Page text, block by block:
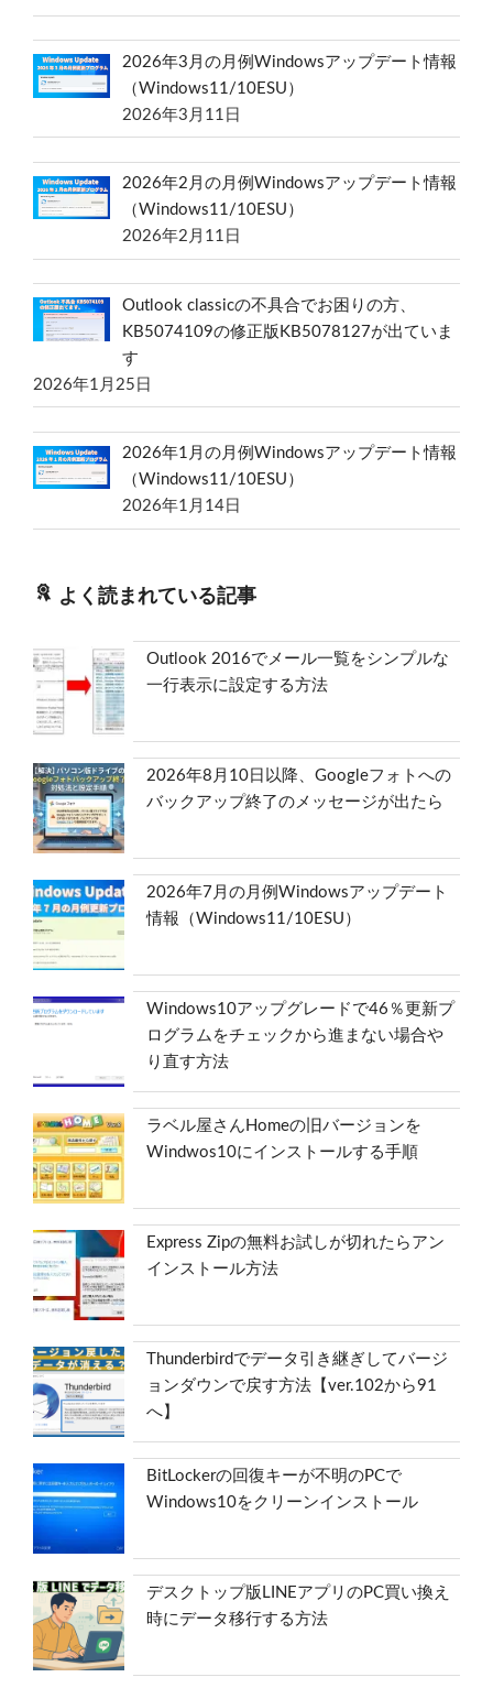
2026年3月の月例Windowsアップデート情報
（Windows11/10ESU）
2026年3月11日
2026年2月の月例Windowsアップデート情報
（Windows11/10ESU）
2026年2月11日
Outlook classicの不具合でお困りの方、
KB5074109の修正版KB5078127が出ていま
す
2026年1月25日
2026年1月の月例Windowsアップデート情報
（Windows11/10ESU）
2026年1月14日
よく読まれている記事
Outlook 2016でメール一覧をシンプルな
一行表示に設定する方法
2026年8月10日以降、Googleフォトへの
バックアップ終了のメッセージが出たら
2026年7月の月例Windowsアップデート
情報（Windows11/10ESU）
Windows10アップグレードで46％更新プ
ログラムをチェックから進まない場合や
り直す方法
ラベル屋さんHomeの旧バージョンを
Windwos10にインストールする手順
Express Zipの無料お試しが切れたらアン
インストール方法
Thunderbirdでデータ引き継ぎしてバージ
ョンダウンで戻す方法【ver.102から91
へ】
BitLockerの回復キーが不明のPCで
Windows10をクリーンインストール
デスクトップ版LINEアプリのPC買い換え
時にデータ移行する方法